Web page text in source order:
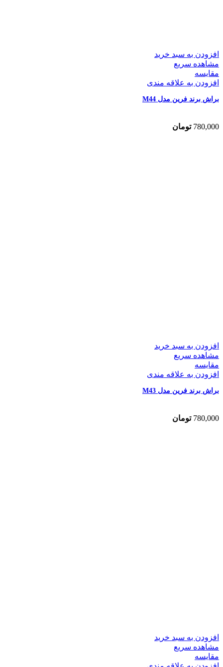
افزودن به سبد خرید
مشاهده سریع
مقایسه
افزودن به علاقه مندی
براش برند فرین مدل M44
780,000 تومان
افزودن به سبد خرید
مشاهده سریع
مقایسه
افزودن به علاقه مندی
براش برند فرین مدل M43
780,000 تومان
افزودن به سبد خرید
مشاهده سریع
مقایسه